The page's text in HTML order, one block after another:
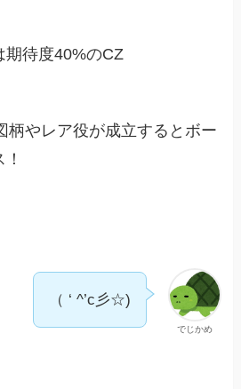
期待度40%のCZ
柄やレア役が成立するとボー
でじかめ
（ ‘ ^’c彡☆)